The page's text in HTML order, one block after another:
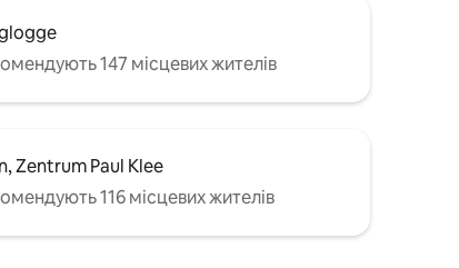
147 місцевих жителів
Zentrum Paul Klee
116 місцевих жителів